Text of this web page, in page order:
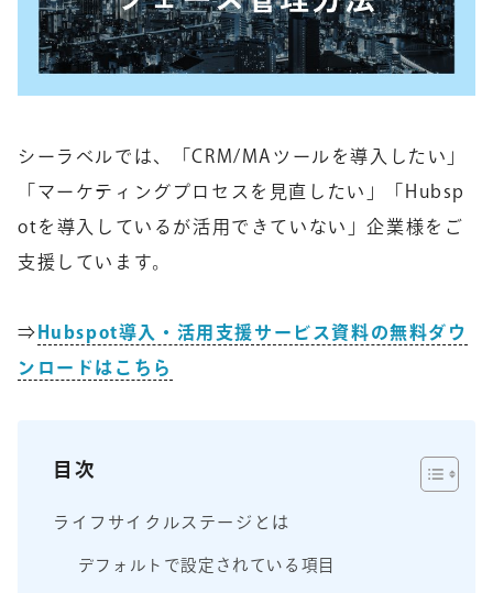
シーラベルでは、「CRM/MAツールを導入したい」
「マーケティングプロセスを見直したい」「Hubsp
otを導入しているが活用できていない」企業様をご
支援しています。
⇒ Hubspot導入・活用支援サービス資料の無料ダウ
ンロードはこちら
目次
ライフサイクルステージとは
デフォルトで設定されている項目